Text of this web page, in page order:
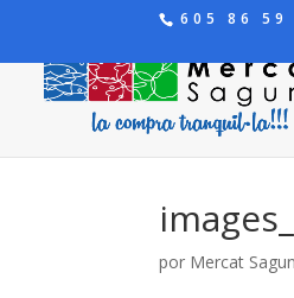
605 86 59
por Mercat